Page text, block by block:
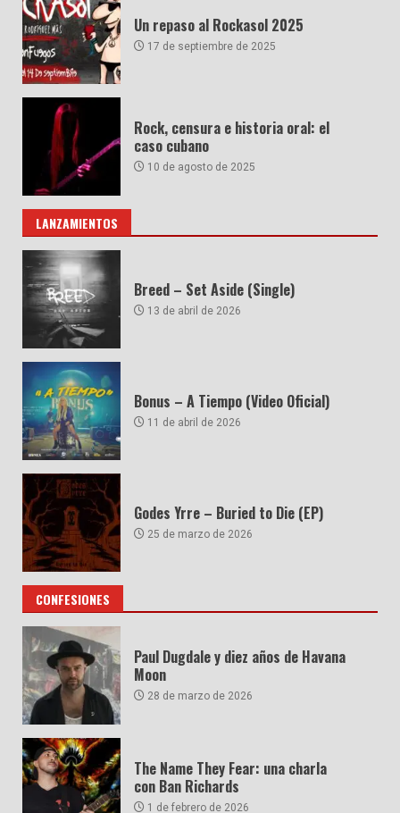
Un repaso al Rockasol 2025
17 de septiembre de 2025
Rock, censura e historia oral: el
caso cubano
10 de agosto de 2025
LANZAMIENTOS
Breed – Set Aside (Single)
13 de abril de 2026
Bonus – A Tiempo (Video Oficial)
11 de abril de 2026
Godes Yrre – Buried to Die (EP)
25 de marzo de 2026
CONFESIONES
Paul Dugdale y diez años de Havana
Moon
28 de marzo de 2026
The Name They Fear: una charla
con Ban Richards
1 de febrero de 2026